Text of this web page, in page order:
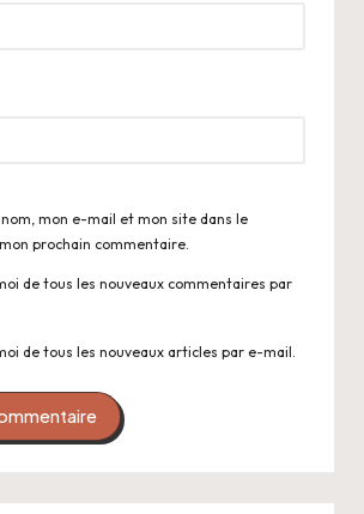
mon e-mail et mon site dans le
prochain commentaire.
de tous les nouveaux commentaires par
de tous les nouveaux articles par e-mail.